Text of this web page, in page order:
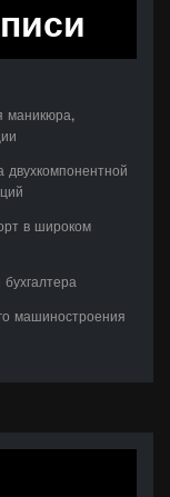
маникюра,
двухкомпонентной
в широком
машиностроения